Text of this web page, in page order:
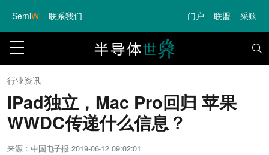
SemiW 联系我们 门户 联盟 采购
行业资讯
iPad独立，Mac Pro回归 苹果
WWDC传递什么信息？
来源：中国电子报2019-06-12 09:02:01